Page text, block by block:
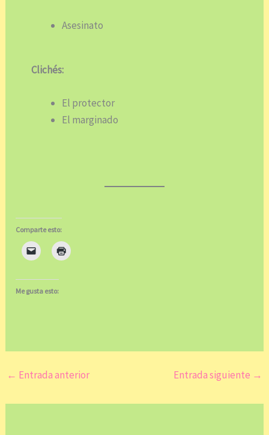
Asesinato
Clichés:
El protector
El marginado
Comparte esto:
Me gusta esto:
← Entrada anterior Entrada siguiente →